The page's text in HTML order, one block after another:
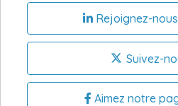
Rejoignez-
Suivez-
Aimez notre